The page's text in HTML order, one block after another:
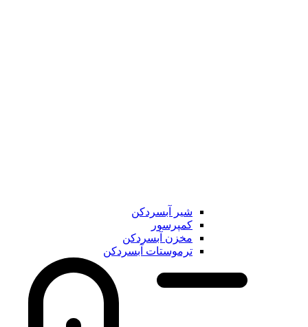
شیر آبسردکن
کمپرسور
مخزن آبسردکن
ترموستات آبسردکن